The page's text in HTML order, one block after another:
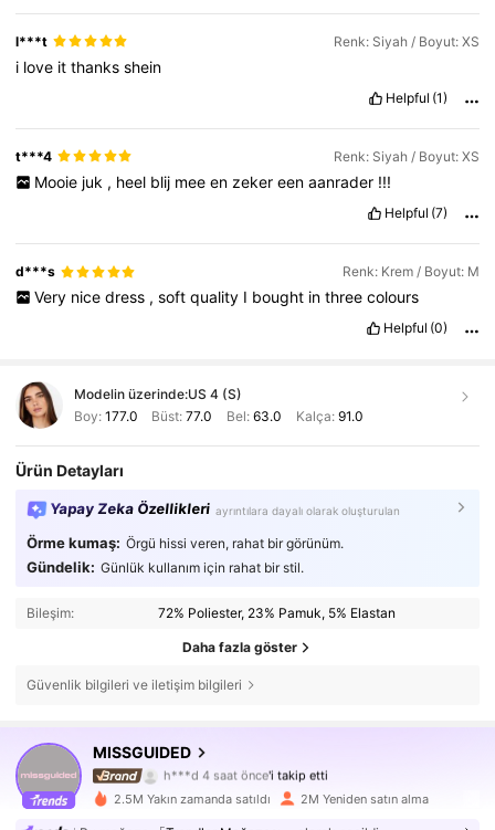
l***t Renk: Siyah / Boyut: XS
i love itthanksshein
Helpful (1)
t***4 Renk: Siyah / Boyut: XS
Mooie juk , heel blij mee en zeker een aanrader !!!
Helpful (7)
d***s Renk: Krem / Boyut: M
Very nice dress , soft quality I bought in three colours
Helpful (0)
Modelin üzerinde:US 4 (S)
Boy: 177.0 Büst:77.0 Bel: 63.0 Kalça: 91.0
Ürün Detayları
Yapay Zeka Özellikleri ayrıntılara dayalı olarak oluşturulan
Örme kumaş: Örgü hissi veren, rahat bir görünüm.
Gündelik: Günlük kullanım için rahat bir stil.
Bileşim: 72% Poliester, 23% Pamuk, 5% Elastan
Daha fazla göster
Güvenlik bilgileri ve iletişim bilgileri
MISSGUIDED
4,83
3M Takipçiler
h***d 4 saat önce'i takip etti
4,83
3M Takipçiler
2.5M Yakın zamanda satıldı 2M Yeniden satın alma